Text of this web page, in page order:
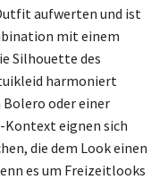
aufwerten und ist
mit einem
Silhouette des
harmoniert
oder einer
Kontext eignen sich
die dem Look einen
es um Freizeitlooks